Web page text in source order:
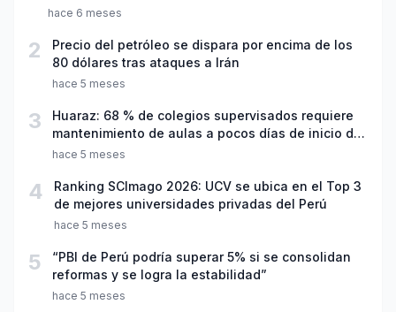
hace 6 meses
2
Precio del petróleo se dispara por encima de los
80 dólares tras ataques a Irán
hace 5 meses
3
Huaraz: 68 % de colegios supervisados requiere
mantenimiento de aulas a pocos días de inicio del
año escolar 2026
hace 5 meses
4
Ranking SCImago 2026: UCV se ubica en el Top 3
de mejores universidades privadas del Perú
hace 5 meses
5
“PBI de Perú podría superar 5% si se consolidan
reformas y se logra la estabilidad”
hace 5 meses